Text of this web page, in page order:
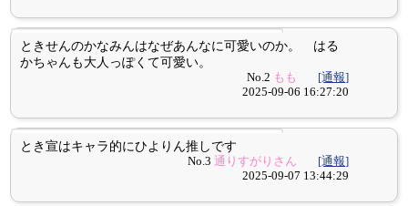
ときせんのかなみんはなぜあんなに可愛いのか。 はる
かちゃんも大人っぽくて可愛い。
No.2 もも
[通報]
2025-09-06 16:27:20
とき宣はキャラ的にひよりん推しです
No.3通りすがりさん
[通報]
2025-09-07 13:44:29